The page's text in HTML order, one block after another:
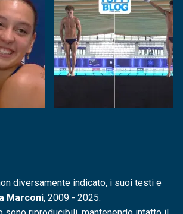
diversamente indicato, i suoi testi e
Marconi, 2009 - 2025.